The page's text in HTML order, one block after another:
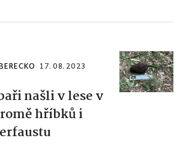
17. 08. 2023
našli v lese v
hříbků i